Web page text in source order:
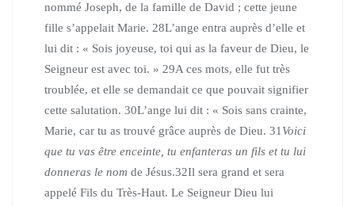
nommé Joseph, de la famille de David ; cette jeune
fille s’appelait Marie. 28L’ange entra auprès d’elle et
lui dit : « Sois joyeuse, toi qui as la faveur de Dieu, le
Seigneur est avec toi. » 29A ces mots, elle fut très
troublée, et elle se demandait ce que pouvait signifier
cette salutation. 30L’ange lui dit : « Sois sans crainte,
Marie, car tu as trouvé grâce auprès de Dieu. 31 Voici
que tu vas être enceinte, tu enfanteras un fils et tu lui
donneras le nom de Jésus.32Il sera grand et sera
appelé Fils du Très-Haut. Le Seigneur Dieu lui